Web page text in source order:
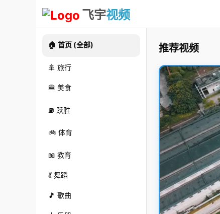
飞宇视频
🏠 首页 (全部)
🚢 旅行
🍔 美食
⛽ 跃胜
🚲 体育
📖 教育
💃 舞蹈
🎵 歌曲
推荐视频